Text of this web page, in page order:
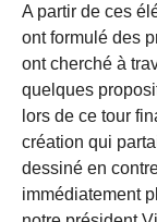
A partir de ces
ont formulé des
ont cherché à
quelques
lors de ce tour
création qui
dessiné en
immédiatement